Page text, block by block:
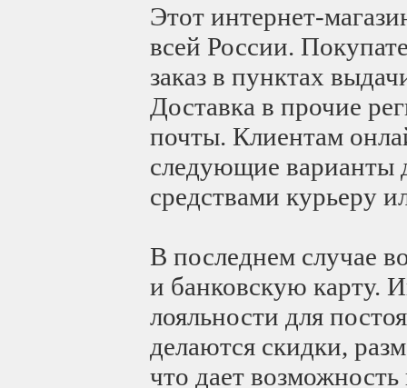
Этот интернет-
всей России.
заказ в пунктах
Доставка в прочие
почты. Клиентам
следующие варианты
средствами курьеру
В последнем случае
и банковскую карту.
лояльности для
делаются скидки,
что дает